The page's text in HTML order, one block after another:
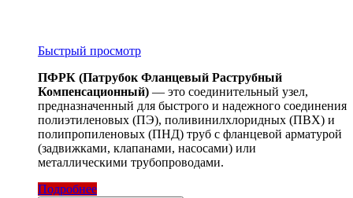
Быстрый просмотр
ПФРК (Патрубок Фланцевый Раструбный
Компенсационный) — это соединительный узел,
предназначенный для быстрого и надежного соединения
полиэтиленовых (ПЭ), поливинилхлоридных (ПВХ) и
полипропиленовых (ПНД) труб с фланцевой арматурой
(задвижками, клапанами, насосами) или
металлическими трубопроводами.
Подробнее